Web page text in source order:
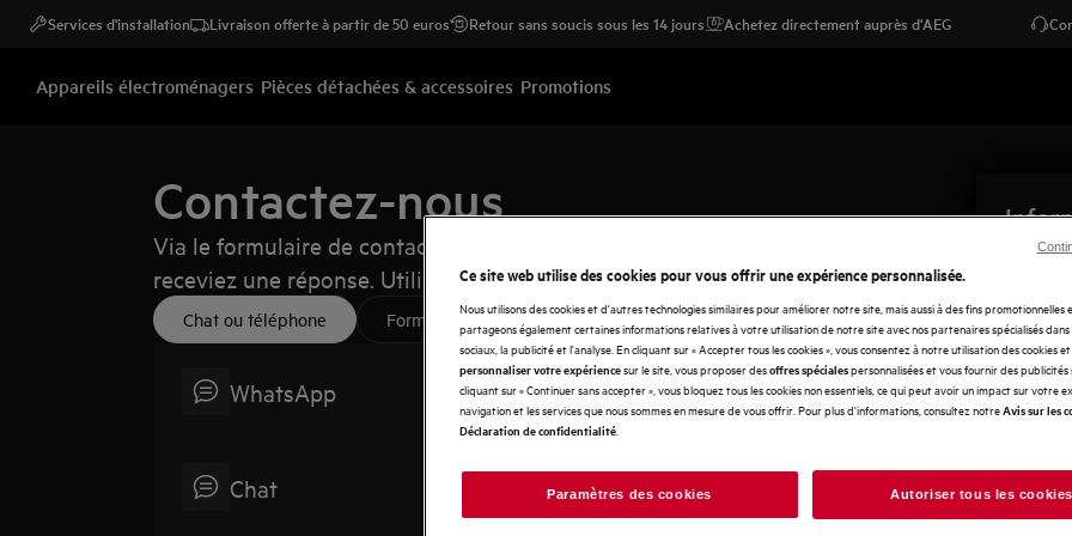
Services d'installation Livraison offerte à partir de 50 euros Retour sans soucis sous les 14 jours Achetez directement auprès d'AEG
Appareils électroménagers Pièces détachées & accessoires Promotions
Contactez-nous
Via le formulaire de contact cela peut prendre quelques jours avant que vous
receviez une réponse. Utilisez le live chat pour une assistance plus rapide.
Chat ou téléphone Formulaire de contact Questions professionnelles
WhatsApp
Chat
AEG
02/
N°
Rue de
Ce site web utilise des cookies pour vous offrir une expérience personnalisée.
Nous utilisons des cookies et d'autres technologies similaires pour améliorer notre site, mais aussi à des fins promotionnelles
partageons également certaines informations relatives à votre utilisation de notre site avec nos partenaires spécialisés dans
sociaux, la publicité et l'analyse. En cliquant sur « Accepter tous les cookies », vous consentez à notre utilisation des cookies
personnaliser votre expériencesur le site, vous proposer desoffres spécialespersonnalisées et vous fournir des publicités
cliquant sur « Continuer sans accepter », vous bloquez tous les cookies non essentiels, ce qui peut avoir un impact sur votre
navigation et les services que nous sommes en mesure de vous offrir. Pour plus d'informations, consultez notreAvis sur les
Déclaration de confidentialité
Paramètres des cookies Autoriser tous les cookies